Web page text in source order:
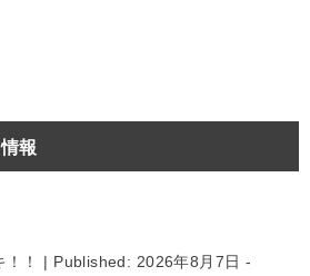
報
！ | Published: 2026年8月7日 -